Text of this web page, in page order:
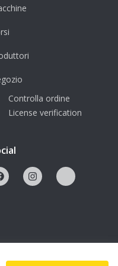
sicheren
geeignet?
und Start-ups
Fertigung
Controlla ordine
License verification